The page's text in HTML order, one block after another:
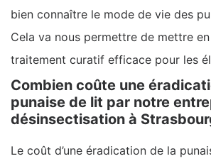
bien connaître le mode de vie des
Cela va nous permettre de mettre
traitement curatif efficace pour les
Combien coûte une
punaise de lit par notre
désinsectisation à
Le coût d’une éradication de la